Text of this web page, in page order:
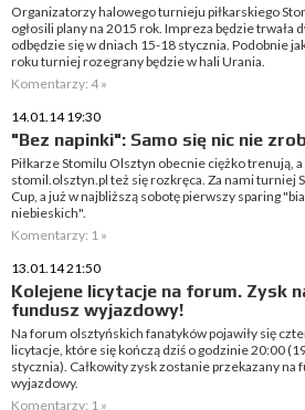
Organizatorzy halowego turnieju piłkarskiego
ogłosili plany na 2015 rok. Impreza będzie trwała
odbędzie się w dniach 15-18 stycznia. Podobnie
roku turniej rozegrany będzie w hali Urania.
Komentarzy: 4 »
14.01.14 19:30
"Bez napinki": Samo się nic nie
Piłkarze Stomilu Olsztyn obecnie ciężko trenują,
stomil.olsztyn.pl też się rozkręca. Za nami turniej
Cup, a już w najbliższą sobotę pierwszy sparing
niebieskich".
Komentarzy: 1 »
13.01.14 21:50
Kolejene licytacje na forum. Zysk
fundusz wyjazdowy!
Na forum olsztyńskich fanatyków pojawiły się
licytacje, które się kończą dziś o godzinie 20:00
stycznia). Całkowity zysk zostanie przekazany na
wyjazdowy.
Komentarzy: 1 »